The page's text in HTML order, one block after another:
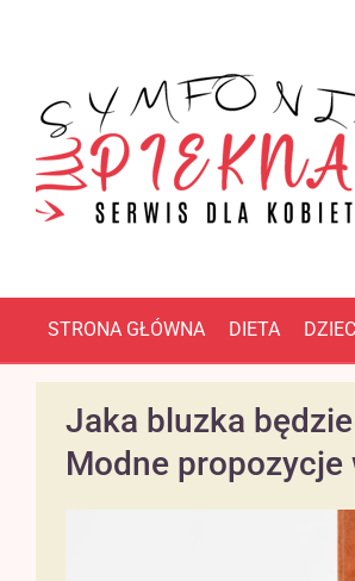
STRONA GŁÓWNA DIETA
Jaka bluzka
Modne